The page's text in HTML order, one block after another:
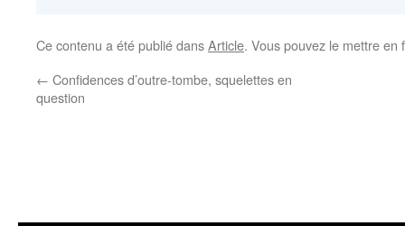
Ce contenu a été publié dansArticle. Vous pouvez le mettre
← Confidences d’outre-tombe, squelettes en
question